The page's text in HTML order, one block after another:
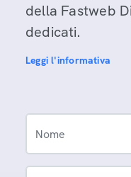
della Fastweb
dedicati.
Leggi l'informativa
Nome